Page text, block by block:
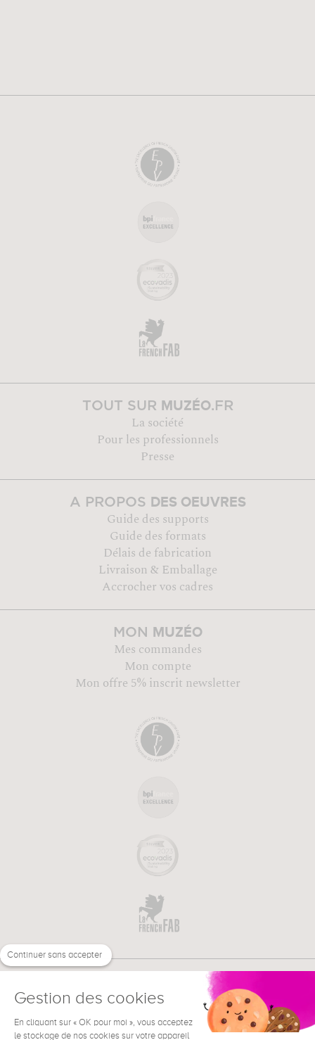
TOUT SUR MUZÉO.FR
La société
Pour les professionnels
Presse
A PROPOS DES OEUVRES
Guide des supports
Guide des formats
Délais de fabrication
Livraison & Emballage
Accrocher vos cadres
MON MUZÉO
Mes commandes
Mon compte
Mon offre 5% inscrit newsletter
BESOIN D'AIDE ? FR
Continuer sans accepter
Gestion des cookies
En cliquant sur « OK pour moi », vous acceptez
le stockage de nos cookies sur votre appareil